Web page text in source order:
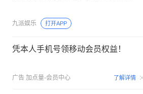
九派娱乐 打开APP
凭本人手机号领移动会员权益！
广告 加点量-会员中心 了解详情